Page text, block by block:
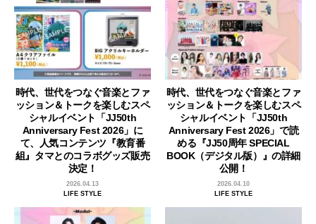
時代、世代をつなぐ音楽とファ
ッション＆トークを楽しむスペ
シャルイベント「JJ50th
Anniversary Fest 2026」に
て、人気コンテンツ『教育番
組』タマとのコラボグッズ販売
決定！
2026.04.13
LIFE STYLE
時代、世代をつなぐ音楽とファ
ッション＆トークを楽しむスペ
シャルイベント「JJ50th
Anniversary Fest 2026」で読
める『JJ50周年 SPECIAL
BOOK（デジタル版）』の詳細
公開！
2026.04.10
LIFE STYLE